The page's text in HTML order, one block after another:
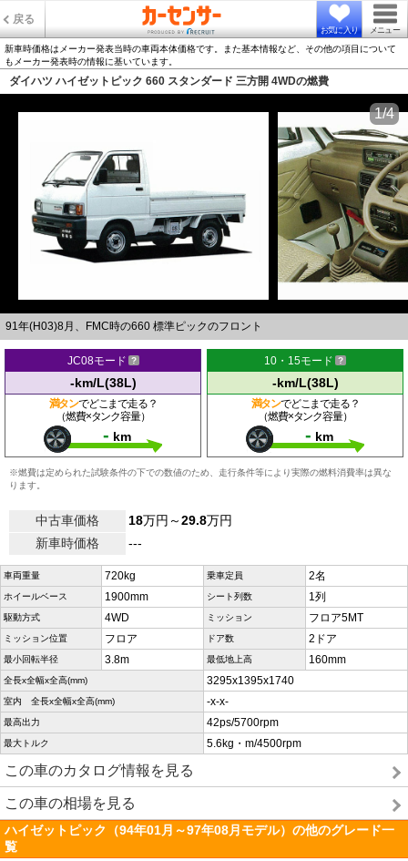
戻る
お気に入り メニュー
新車時価格はメーカー発表当時の車両本体価格です。また基本情報など、その他の項目について
もメーカー発表時の情報に基いています。
ダイハツ ハイゼットピック 660 スタンダード 三方開 4WDの燃費
91年(H03)8月、FMC時の660 標準ピックのフロント
1/4
JC08モード
-km/L(38L)
満タンでどこまで走る？
（燃費×タンク容量）
- km
10・15モード
-km/L(38L)
満タンでどこまで走る？
（燃費×タンク容量）
- km
※燃費は定められた試験条件の下での数値のため、走行条件等により実際の燃料消費率は異な
ります。
中古車価格 18万円～29.8万円
新車時価格
---
車両重量 720kg 乗車定員 2名
ホイールベース 1900mm シート列数 1列
駆動方式 4WD ミッション フロア5MT
ミッション位置 フロア ドア数 2ドア
最小回転半径 3.8m 最低地上高 160mm
全長x全幅x全高(mm) 3295x1395x1740
室内 全長x全幅x全高(mm) -x-x-
最高出力 42ps/5700rpm
最大トルク 5.6kg・m/4500rpm
この車のカタログ情報を見る
この車の相場を見る
ハイゼットピック（94年01月～97年08月モデル）の他のグレード一
覧